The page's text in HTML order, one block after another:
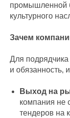
промышленной
культурного
Зачем
Для
и обязанность,
Выход на
компания не
тендеров на